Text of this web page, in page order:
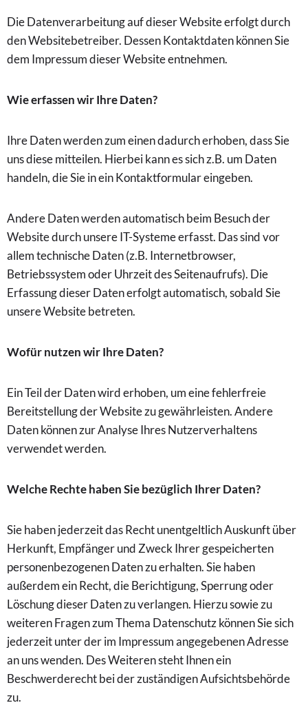
Die Datenverarbeitung auf dieser Website erfolgt durch
den Websitebetreiber. Dessen Kontaktdaten können Sie
dem Impressum dieser Website entnehmen.
Wie erfassen wir Ihre Daten?
Ihre Daten werden zum einen dadurch erhoben, dass Sie
uns diese mitteilen. Hierbei kann es sich z.B. um Daten
handeln, die Sie in ein Kontaktformular eingeben.
Andere Daten werden automatisch beim Besuch der
Website durch unsere IT-Systeme erfasst. Das sind vor
allem technische Daten (z.B. Internetbrowser,
Betriebssystem oder Uhrzeit des Seitenaufrufs). Die
Erfassung dieser Daten erfolgt automatisch, sobald Sie
unsere Website betreten.
Wofür nutzen wir Ihre Daten?
Ein Teil der Daten wird erhoben, um eine fehlerfreie
Bereitstellung der Website zu gewährleisten. Andere
Daten können zur Analyse Ihres Nutzerverhaltens
verwendet werden.
Welche Rechte haben Sie bezüglich Ihrer Daten?
Sie haben jederzeit das Recht unentgeltlich Auskunft über
Herkunft, Empfänger und Zweck Ihrer gespeicherten
personenbezogenen Daten zu erhalten. Sie haben
außerdem ein Recht, die Berichtigung, Sperrung oder
Löschung dieser Daten zu verlangen. Hierzu sowie zu
weiteren Fragen zum Thema Datenschutz können Sie sich
jederzeit unter der im Impressum angegebenen Adresse
an uns wenden. Des Weiteren steht Ihnen ein
Beschwerderecht bei der zuständigen Aufsichtsbehörde
zu.